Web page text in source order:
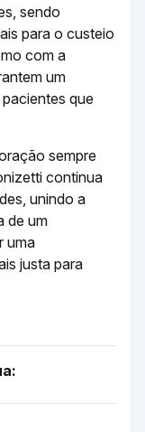
sendo
para o custeio
com a
um
que
sempre
continua
unindo a
de um
uma
justa para